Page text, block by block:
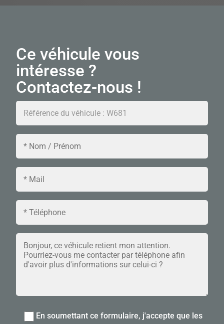
Ce véhicule vous
intéresse ?
Contactez-nous !
En soumettant ce formulaire, j'accepte que les